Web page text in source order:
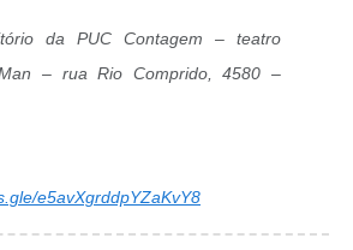
da PUC Contagem – teatro
– rua Rio Comprido, 4580 –
e5avXgrddpYZaKvY8